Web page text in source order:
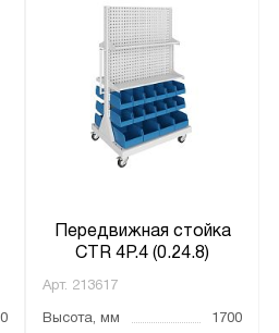
Передвижная стойка
CTR 4P.4 (0.24.8)
Арт. 213617
Высота, мм
1700
Сбросить